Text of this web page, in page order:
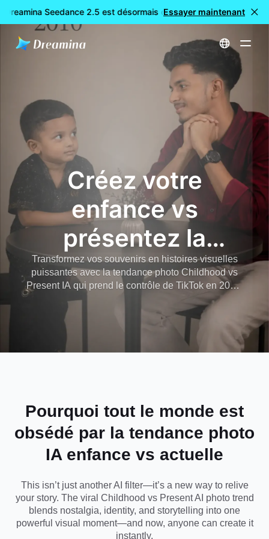
Seedance 2.5 est désormais disponible 🎉
Essayer maintenant
Accueil
Créez votre
enfance vs
présentez la
tendance photo IA
en quelques
secondes avec les
invites IA virales
Transformez vos souvenirs en histoires visuelles
puissantes avec la tendance photo Childhood vs
Present IA qui prend le contrôle de TikTok en 2026.
Avec Dreamina, vous pouvez instantanément
générer des portraits émotionnels avant et après,
recréer vos photos souvenirs d'enfance et donner
vie à votre "version enfant de moi" en utilisant une
génération IA cinématographique de haute qualité.
choisissez votre style et créez des images
époustouflantes et nostalgiques parfaites pour la
narration sur les réseaux sociaux, les modifications
d'anniversaire et l'art de la mémoire personnelle.
Pourquoi tout le monde est
obsédé par la tendance photo
IA enfance vs actuelle
This isn’t just another AI filter—it’s a new way to relive
your story. The viral Childhood vs Present AI photo trend
blends nostalgia, identity, and storytelling into one
powerful visual moment—and now, anyone can create it
instantly.